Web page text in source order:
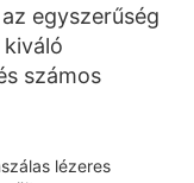
egyszerűség
számos